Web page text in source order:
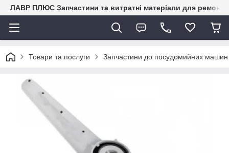
ЛАВР ПЛЮС Запчастини та витратні матеріали для ремонту
Товари та послуги Запчастини до посудомийних